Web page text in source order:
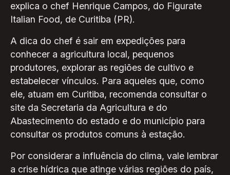
explica o chef Henrique Campos, do Figurate
Italian Food, de Curitiba (PR).
A dica do chef é sair em expedições para
conhecer a agricultura local, pequenos
produtores, explorar as regiões de cultivo e
estabelecer vínculos. Para aqueles que, como
ele, atuam em Curitiba, recomenda consultar o
site da Secretaria da Agricultura e do
Abastecimento do estado e do município para
consultar os produtos comuns à estação.
Por considerar a influência do clima, vale lembrar
a crise hídrica que atinge várias regiões do país,